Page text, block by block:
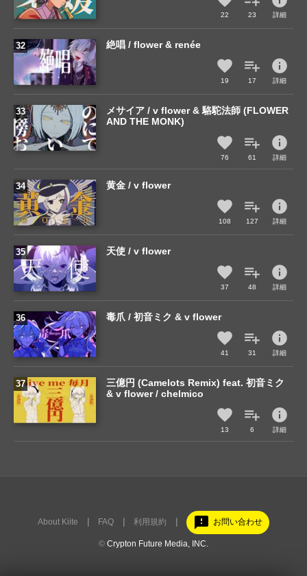
22 23 詳細
絶唱 / flower & renée
19 17
info
詳細
メサイア / v flower & 駱駝法師 (FLOWER
AND THE MONK)
76 61
info
詳細
黄金 / v flower
108 127
info
詳細
天使 / v flower
37 48
info
詳細
毒爪 / 初音ミク & v flower
41 31
info
詳細
三億円 (Camelots Remix) feat. 初音ミク
& v flower / chelmico
13 6
info
詳細
About Kiite FAQ 利用規約 feedback お問い合わせ
© Crypton Future Media, INC.